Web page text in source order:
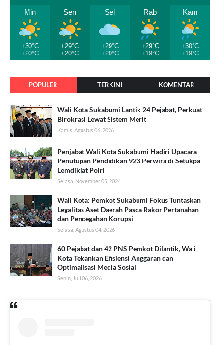
Min
+30°C
+20°C
Sen
+29°C
+20°C
Sel
+29°C
+20°C
Rab
+29°C
+19°C
Kam
+30°C
+19°C
POPULER TERKINI KOMENTAR
Wali Kota Sukabumi Lantik 24 Pejabat, Perkuat
Birokrasi Lewat Sistem Merit
Kamis, Agustus 06, 2026
Penjabat Wali Kota Sukabumi Hadiri Upacara
Penutupan Pendidikan 923 Perwira di Setukpa
Lemdiklat Polri
Selasa, November 05, 2024
Wali Kota: Pemkot Sukabumi Fokus Tuntaskan
Legalitas Aset Daerah Pasca Rakor Pertanahan
dan Pencegahan Korupsi
Selasa, Agustus 04, 2026
60 Pejabat dan 42 PNS Pemkot Dilantik, Wali
Kota Tekankan Efisiensi Anggaran dan
Optimalisasi Media Sosial
Senin, Juli 06, 2026